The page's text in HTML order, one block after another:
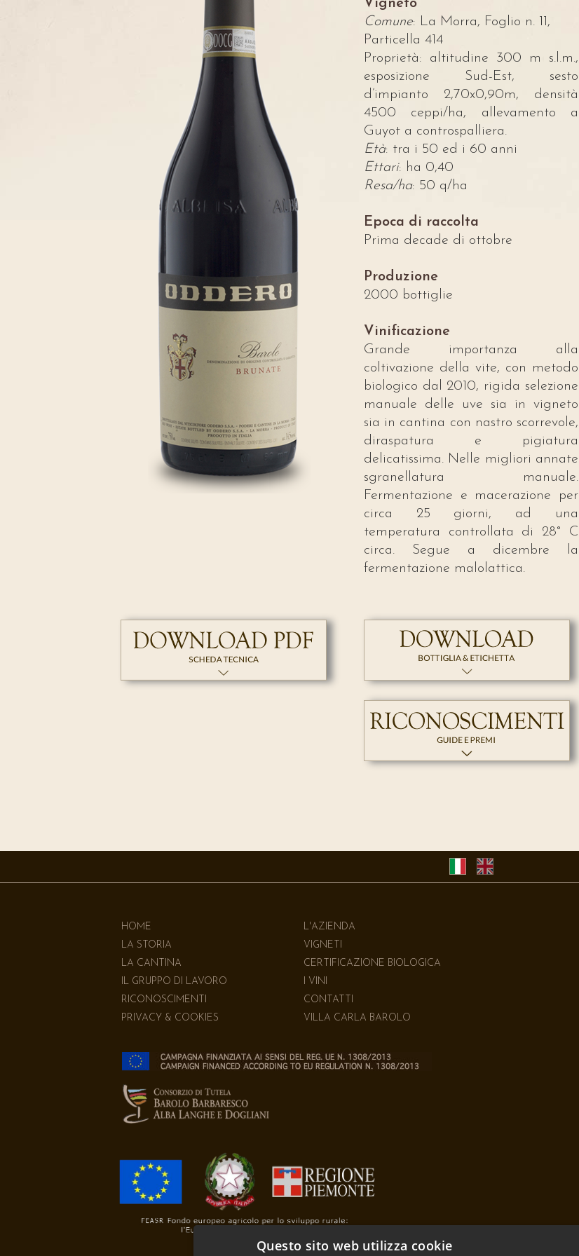
Vigneto
Comune: La Morra, Foglio n. 11,
Particella 414
Proprietà: altitudine 300 m s.l.m.,
esposizione Sud-Est, sesto
d’impianto 2,70x0,90m, densità
4500 ceppi/ha, allevamento a
Guyot a controspalliera.
Età: tra i 50 ed i 60 anni
Ettari: ha 0,40
Resa/ha: 50 q/ha
Epoca di raccolta
Prima decade di ottobre
Produzione
2000 bottiglie
Vinificazione
Grande importanza alla
coltivazione della vite, con metodo
biologico dal 2010, rigida selezione
manuale delle uve sia in vigneto
sia in cantina con nastro scorrevole,
diraspatura e pigiatura
delicatissima. Nelle migliori annate
sgranellatura manuale.
Fermentazione e macerazione per
circa 25 giorni, ad una
temperatura controllata di 28° C
circa. Segue a dicembre la
fermentazione malolattica.
HOME
L'AZIENDA
LA STORIA
VIGNETI
LA CANTINA
CERTIFICAZIONE BIOLOGICA
IL GRUPPO DI LAVORO
I VINI
RICONOSCIMENTI
CONTATTI
PRIVACY & COOKIES
VILLA CARLA BAROLO
Questo sito web utilizza cookie